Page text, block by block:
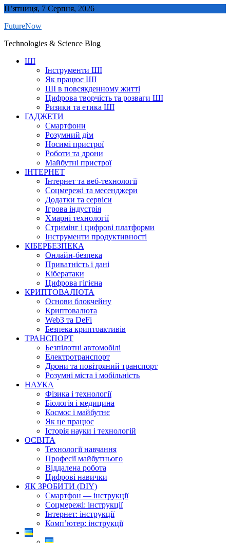
Skip
content
П’ятниця, 7 Серпня, 2026
FutureNow
Technologies & Science Blog
ШІ
Інструменти ШІ
Як працює ШІ
ШІ в повсякденному житті
Цифрова творчість та розваги ШІ
Ризики та етика ШІ
ГАДЖЕТИ
Смартфони
Розумний дім
Носимі пристрої
Роботи та дрони
Майбутні пристрої
ІНТЕРНЕТ
Інтернет та веб-технології
Соцмережі та месенджери
Додатки та сервіси
Ігрова індустрія
Хмарні технології
Стримінг і цифрові платформи
Інструменти продуктивності
КІБЕРБЕЗПЕКА
Онлайн-безпека
Приватність і дані
Кібератаки
Цифрова гігієна
КРИПТОВАЛЮТА
Основи блокчейну
Криптовалюта
Web3 та DeFi
Безпека криптоактивів
ТРАНСПОРТ
Безпілотні автомобілі
Електротранспорт
Дрони та повітряний транспорт
Розумні міста і мобільність
НАУКА
Фізика і технології
Біологія і медицина
Космос і майбутнє
Як це працює
Історія науки і технологій
ОСВІТА
Технології навчання
Професії майбутнього
Віддалена робота
Цифрові навички
ЯК ЗРОБИТИ (DIY)
Смартфон — інструкції
Соцмережі: інструкції
Інтернет: інструкції
Комп’ютер: інструкції